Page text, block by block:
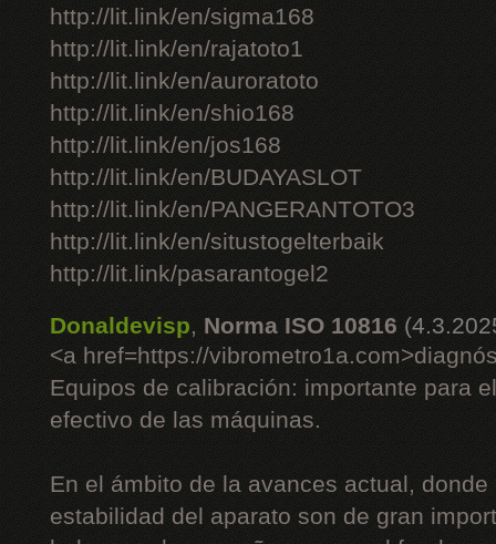
http://lit.link/en/sigma168
http://lit.link/en/rajatoto1
http://lit.link/en/auroratoto
http://lit.link/en/shio168
http://lit.link/en/jos168
http://lit.link/en/BUDAYASLOT
http://lit.link/en/PANGERANTOTO3
http://lit.link/en/situstogelterbaik
http://lit.link/pasarantogel2
Donaldevisp, Norma ISO 10816
<a href=https://
Equipos de calibración: importante para
efectivo de las máquinas.
En el ámbito de la avances actual,
estabilidad del aparato son de gran